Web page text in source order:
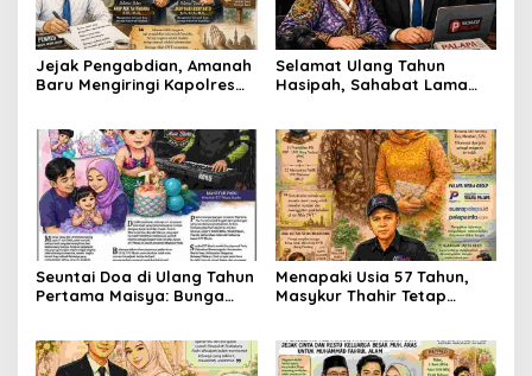
Jejak Pengabdian, Amanah
Baru Mengiringi Kapolres
Selamat Ulang Tahun
Hasipah, Sahabat Lama
Seuntai Doa di Ulang Tahun
Pertama Maisya: Bunga
Menapaki Usia 57 Tahun,
Masykur Thahir Tetap
Peradaban Kata